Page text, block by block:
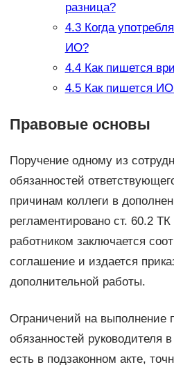
разница?
4.3Когда
ИО?
4.4Как пишется
4.5Как пишется ИО
Правовые основы
Поручение одному из
обязанностей
причинам коллеги в
регламентировано ст. 60.2
работником заключается
соглашение и издается
дополнительной работы.
Ограничений на выполнение
обязанностей руководителя
есть в подзаконном акте,